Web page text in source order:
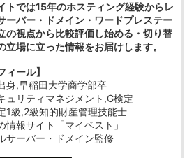
トでは15年のホスティング経験からレ
ーバー・ドメイン・ワードプレステー
の視点から比較評価し始める・切り替
立場に立った情報をお届けします。
ィール】
身,早稲田大学商学部卒
ュリティマネジメント,G検定
1級,2級知的財産管理技能士
情報サイト「マイベスト」
サーバー・ドメイン監修